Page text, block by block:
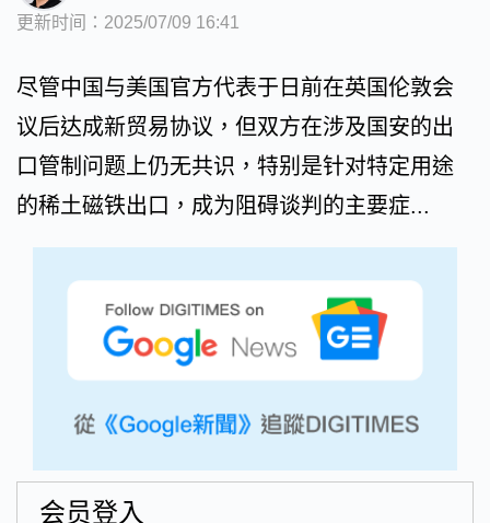
更新时间：2025/07/09 16:41
尽管中国与美国官方代表于日前在英国伦敦会
议后达成新贸易协议，但双方在涉及国安的出
口管制问题上仍无共识，特别是针对特定用途
的稀土磁铁出口，成为阻碍谈判的主要症...
会员登入